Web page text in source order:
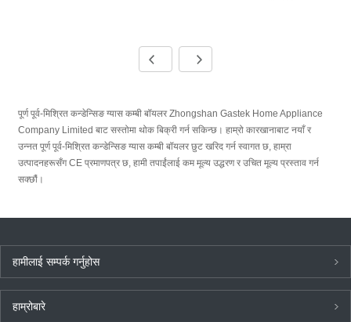
पूर्ण पूर्व-मिश्रित कन्डेन्सिङ ग्यास कम्बी बॉयलर Zhongshan Gastek Home Appliance
Company Limited बाट सस्तोमा थोक बिक्री गर्न सकिन्छ। हाम्रो कारखानाबाट नयाँ र
उन्नत पूर्ण पूर्व-मिश्रित कन्डेन्सिङ ग्यास कम्बी बॉयलर छुट खरिद गर्न स्वागत छ, हाम्रा
उत्पादनहरूसँग CE प्रमाणपत्र छ, हामी तपाईंलाई कम मूल्य उद्धरण र उचित मूल्य प्रस्ताव गर्न
सक्छौं।
हामीलाई सम्पर्क गर्नुहोस
हाम्रोबारे